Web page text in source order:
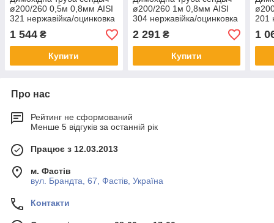
ø200/260 0,5м 0,8мм AISI
321 нержавійка/оцинковка
1 544 ₴
Купити
ø200/260 1м 0,8мм AISI
304 нержавійка/оцинковка
2 291₴
Купити
201
1
Про нас
Рейтинг не сформований
Менше 5 відгуків за останній рік
Працює з 12.03.2013
м. Фастів
вул. Брандта, 67, Фастів, Україна
Контакти